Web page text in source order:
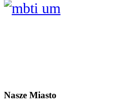
Nasze Miasto